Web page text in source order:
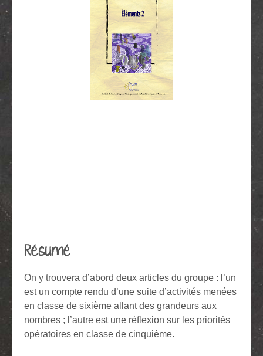
Résumé
On y trouvera d’abord deux articles du groupe : l’un
est un compte rendu d’une suite d’activités menées
en classe de sixième allant des grandeurs aux
nombres ; l’autre est une réflexion sur les priorités
opératoires en classe de cinquième.